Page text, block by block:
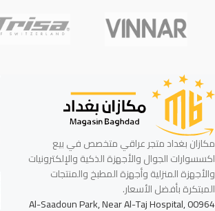
مكازان بغداد متجر عراقي متخصص في بيع
اكسسوارات الجوال والأجهزة الذكية والإلكترونيات
والأجهزة المنزلية وأجهزة المطبخ والمنتجات
المبتكرة بأفضل الأسعار.
Al-Saadoun Park, Near Al-Taj Hospital, 00964